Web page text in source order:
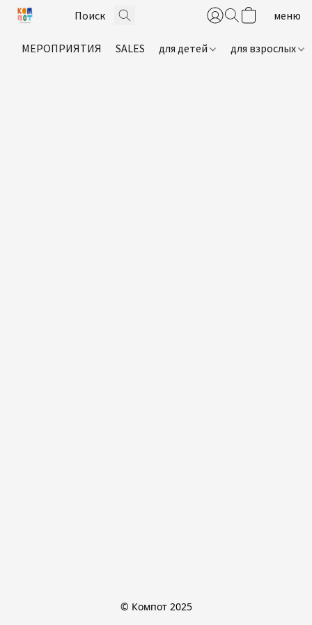
МЕРОПРИЯТИЯ SALES для детей для взрослых
© Компот 2025